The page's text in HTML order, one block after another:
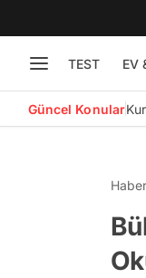
TEST EV
Güncel Konular